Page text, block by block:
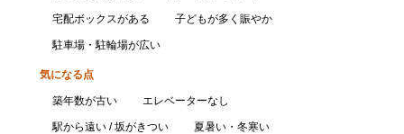
宅配ボックスがある 子どもが多く賑やか
駐車場・駐輪場が広い
気になる点
築年数が古い エレベーターなし
駅から遠い / 坂がきつい 夏暑い・冬寒い